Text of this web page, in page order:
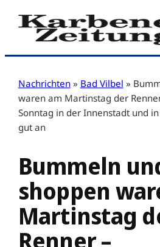
Zum
Inhalt
Nachrichten » Bad Vilbel »
waren am Martinstag der
Sonntag in der Innenstadt und
gut an
Bummeln
shoppen
Martinstag
Renner –